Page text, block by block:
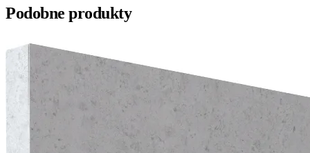
Podobne produkty